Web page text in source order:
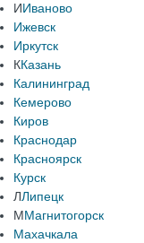
ИИваново
Ижевск
Иркутск
ККазань
Калининград
Кемерово
Киров
Краснодар
Красноярск
Курск
ЛЛипецк
ММагнитогорск
Махачкала